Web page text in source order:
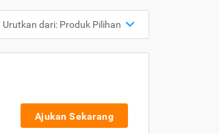
Urutkan dari: Produk Pilihan
Ajukan Sekarang